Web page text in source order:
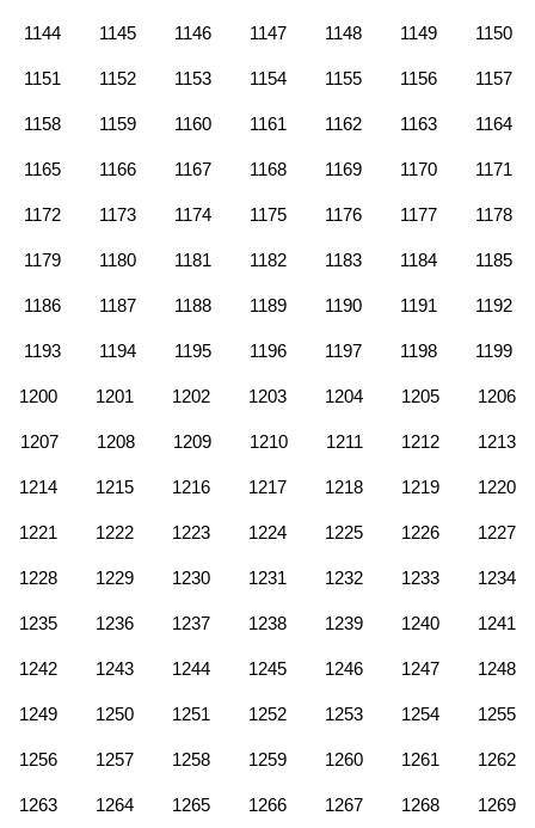
1144 1145 1146 1147 1148 1149 1150
1151 1152 1153 1154 1155 1156 1157
1158 1159 1160 1161 1162 1163 1164
1165 1166 1167 1168 1169 1170 1171
1172 1173 1174 1175 1176 1177 1178
1179 1180 1181 1182 1183 1184 1185
1186 1187 1188 1189 1190 1191 1192
1193 1194 1195 1196 1197 1198 1199
1200 1201 1202 1203 1204 1205 1206
1207 1208 1209 1210 1211 1212 1213
1214 1215 1216 1217 1218 1219 1220
1221 1222 1223 1224 1225 1226 1227
1228 1229 1230 1231 1232 1233 1234
1235 1236 1237 1238 1239 1240 1241
1242 1243 1244 1245 1246 1247 1248
1249 1250 1251 1252 1253 1254 1255
1256 1257 1258 1259 1260 1261 1262
1263 1264 1265 1266 1267 1268 1269